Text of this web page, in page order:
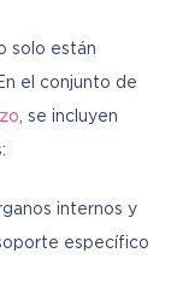
solo están
el conjunto de
, se incluyen
internos y
específico